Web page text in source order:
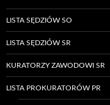
LISTA SĘDZIÓW SO
LISTA SĘDZIÓW SR
KURATORZY ZAWODOWI SR
LISTA PROKURATORÓW PR